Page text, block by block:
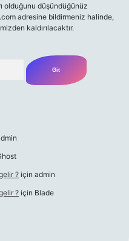
olduğunu düşündüğünüz
adresine bildirmeniz halinde,
kaldırılacaktır.
?için admin
?için Blade